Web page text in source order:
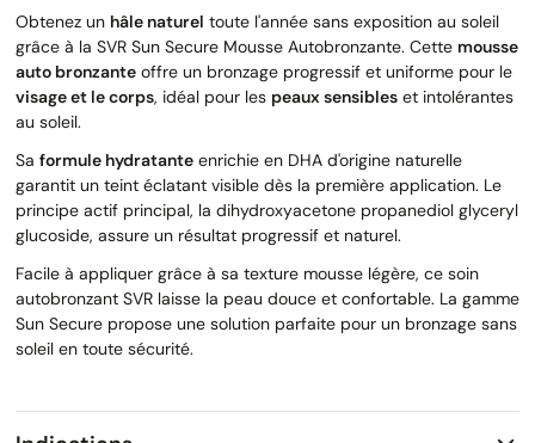
Obtenez un hâle naturel toute l'année sans exposition au soleil
grâce à la SVR Sun Secure Mousse Autobronzante. Cette mousse
auto bronzante offre un bronzage progressif et uniforme pour le
visage et le corps, idéal pour les peaux sensibles et intolérantes
au soleil.
Sa formule hydratante enrichie en DHA d'origine naturelle
garantit un teint éclatant visible dès la première application. Le
principe actif principal, la dihydroxyacetone propanediol glyceryl
glucoside, assure un résultat progressif et naturel.
Facile à appliquer grâce à sa texture mousse légère, ce soin
autobronzant SVR laisse la peau douce et confortable. La gamme
Sun Secure propose une solution parfaite pour un bronzage sans
soleil en toute sécurité.